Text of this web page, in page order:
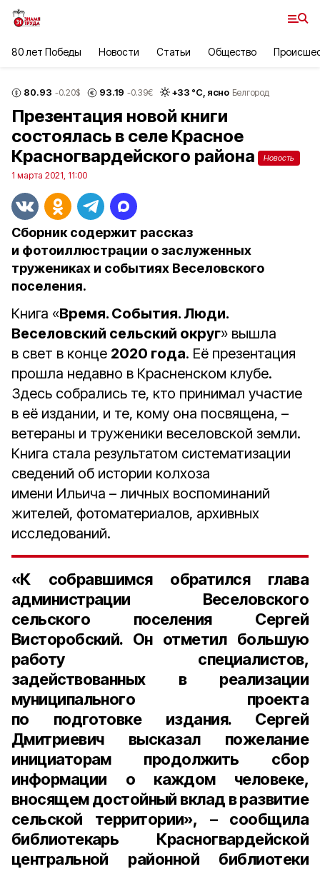
80 лет Победы Новости Статьи Общество
80.93 -0.20$ 93.19 -0.39€ +33 °С, ясно Белгород
Презентация новой книги
состоялась в селе Красное
Красногвардейского района
Новость
1 марта 2021, 11:00
Сборник содержит рассказ
и фотоиллюстрации о заслуженных
тружениках и событиях Веселовского
поселения.
Книга «Время. События. Люди.
Веселовский сельский округ» вышла
в свет в конце 2020 года. Её презентация
прошла недавно в Красненском клубе.
Здесь собрались те, кто принимал участие
в её издании, и те, кому она посвящена, –
ветераны и труженики веселовской земли.
Книга стала результатом систематизации
сведений об истории колхоза
имени Ильича – личных воспоминаний
жителей, фотоматериалов, архивных
исследований.
«К собравшимся обратился глава
администрации Веселовского
сельского поселенияСергей
Висторобский. Он отметил большую
работу специалистов,
задействованных в реализации
муниципального проекта
по подготовке издания. Сергей
Дмитриевич высказал пожелание
инициаторам продолжить сбор
информации о каждом человеке,
вносящем достойный вклад в развитие
сельской территории», – сообщила
библиотекарь Красногвардейской
центральной районной библиотеки